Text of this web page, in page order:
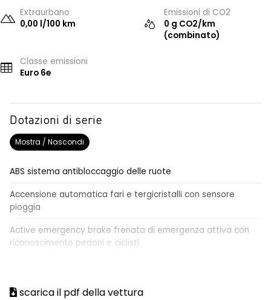
Extraurbano
0,00 l/100 km
Emissioni di CO2
0 g CO2/km
(combinato)
Classe emissioni
Euro 6e
Dotazioni di serie
Mostra / Nascondi
ABS sistema antibloccaggio delle ruote
Accensione automatica fari e tergicristalli con sensore
pioggia
Active emergency brake frenata di emergenza attiva con
riconoscimento pedoni e ciclisti
Airbag laterali a tendina anteriori e posteriori
scarica il pdf della vettura